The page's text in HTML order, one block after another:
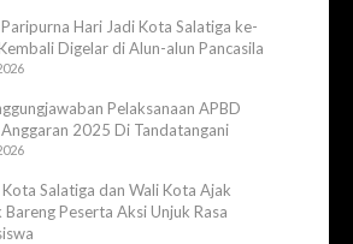
Hari Jadi Kota Salatiga ke-
Digelar di Alun-alun Pancasila
Pelaksanaan APBD
Anggaran 2025 Di Tandatangani
Kota Salatiga dan Wali Kota Ajak
Bareng Peserta Aksi Unjuk Rasa